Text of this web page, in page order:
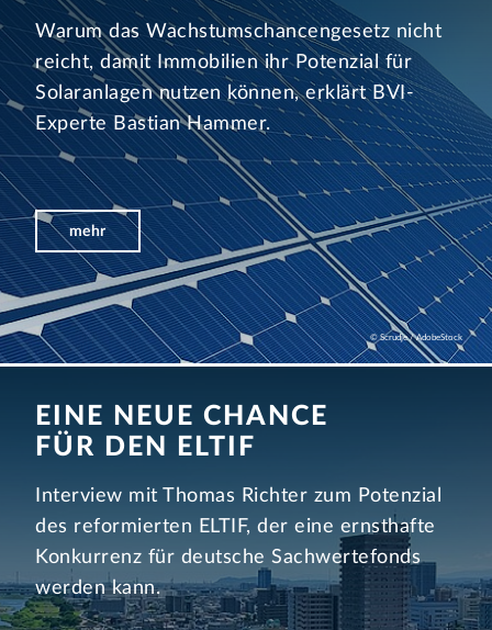
Warum das Wachstumschancengesetz nicht
reicht, damit Immobilien ihr Potenzial für
Solaranlagen nutzen können, erklärt BVI-
Experte Bastian Hammer.
mehr
© Scrudje / AdobeStock
EINE NEUE CHANCE
FÜR DEN ELTIF
Interview mit Thomas Richter zum Potenzial
des reformierten ELTIF, der eine ernsthafte
Konkurrenz für deutsche Sachwertefonds
werden kann.